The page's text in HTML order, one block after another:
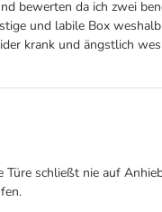
bewerten da ich zwei
und labile Box
krank und ängstlich
schließt nie auf